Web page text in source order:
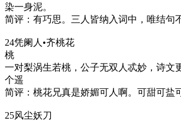
染一身泥。
简评：有巧思。三人皆纳入词中，唯结句
24凭阑人•齐桃花
桃
一对梨涡生若桃，公子无双人忒妙，诗文
个遥
简评：桃花兄真是娇媚可人啊。可甜可盐
25风尘妖刀